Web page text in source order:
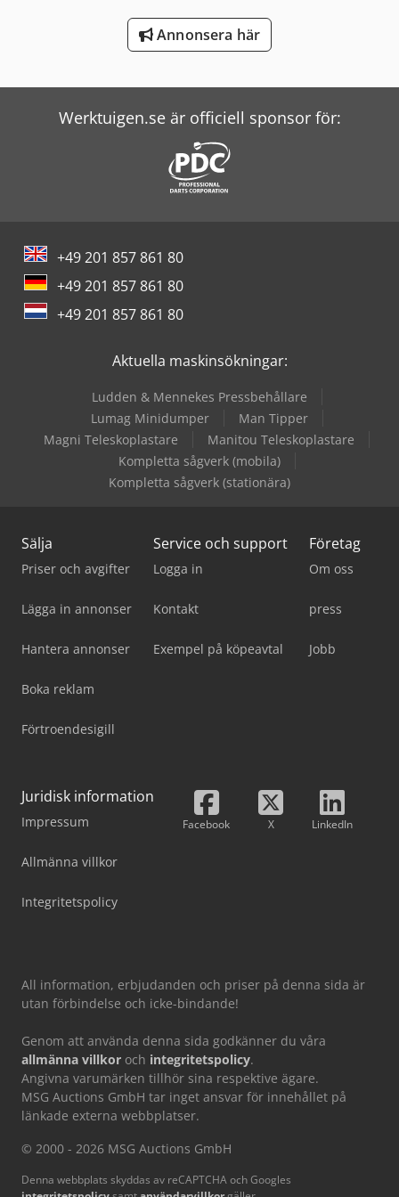
Annonsera här
Werktuigen.se är officiell sponsor för:
+49 201 857 861 80
+49 201 857 861 80
+49 201 857 861 80
Aktuella maskinsökningar:
Ludden & Mennekes Pressbehållare
Lumag Minidumper
Man Tipper
Magni Teleskoplastare
Manitou Teleskoplastare
Kompletta sågverk (mobila)
Kompletta sågverk (stationära)
Sälja
Priser och avgifter
Lägga in annonser
Hantera annonser
Boka reklam
Förtroendesigill
Service och support
Logga in
Kontakt
Exempel på köpeavtal
Företag
Om oss
press
Jobb
Juridisk information
Impressum
Allmänna villkor
Integritetspolicy
Facebook X LinkedIn
All information, erbjudanden och priser på denna sida är
utan förbindelse och icke-bindande!
Genom att använda denna sida godkänner du våra
allmänna villkor och integritetspolicy.
Angivna varumärken tillhör sina respektive ägare.
MSG Auctions GmbH tar inget ansvar för innehållet på
länkade externa webbplatser.
© 2000 - 2026 MSG Auctions GmbH
Denna webbplats skyddas av reCAPTCHA och Googles